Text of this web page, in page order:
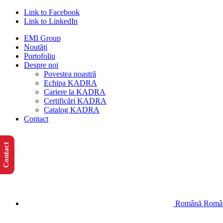
Link to Facebook
Link to LinkedIn
EMI Group
Noutăți
Portofoliu
Despre noi
Povestea noastră
Echipa KADRA
Cariere la KADRA
Certificări KADRA
Catalog KADRA
Contact
Română
Contact